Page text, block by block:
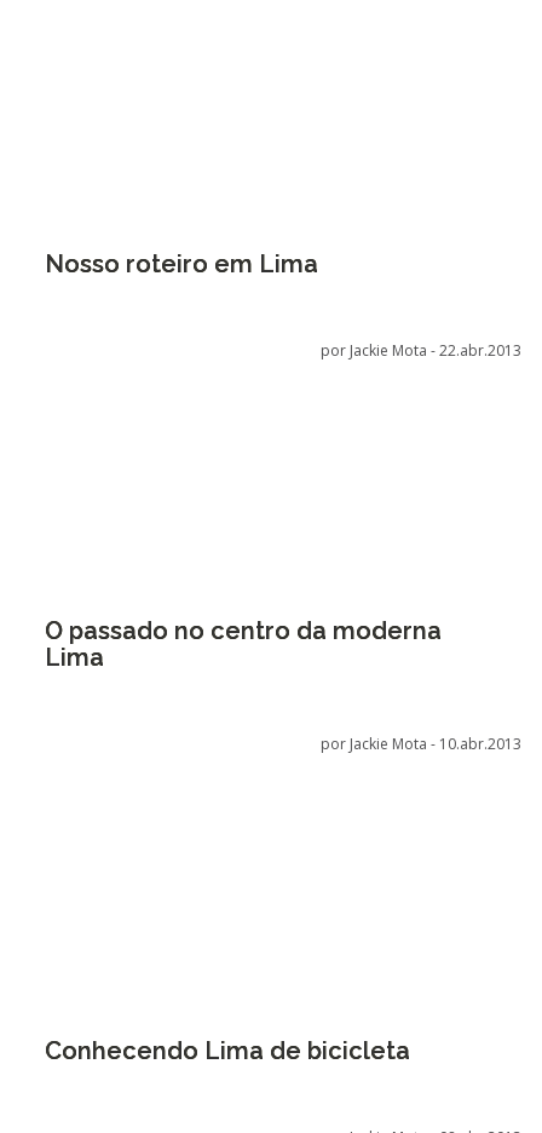
Nosso roteiro em Lima
por Jackie Mota -22.abr.2013
O passado no centro da moderna
Lima
por Jackie Mota - 10.abr.2013
Conhecendo Lima de bicicleta